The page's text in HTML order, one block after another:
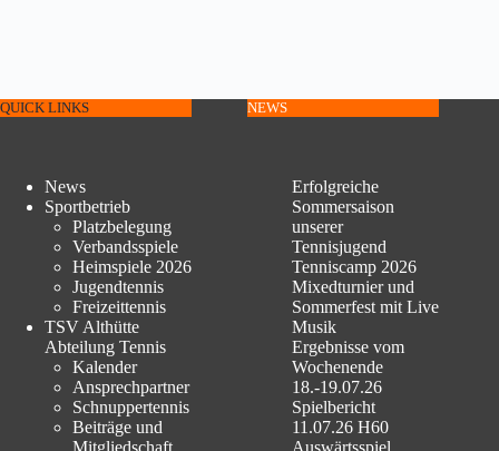
QUICK LINKS
News
Sportbetrieb
Platzbelegung
Verbandsspiele
Heimspiele 2026
Jugendtennis
Freizeittennis
TSV Althütte
Abteilung Tennis
Kalender
Ansprechpartner
Schnuppertennis
Beiträge und
NEWS
Erfolgreiche
Sommersaison
unserer
Tennisjugend
Tenniscamp 2026
Mixedturnier und
Sommerfest mit Live
Musik
Ergebnisse vom
Wochenende
18.-19.07.26
Spielbericht
11.07.26 H60